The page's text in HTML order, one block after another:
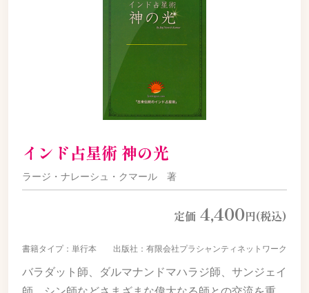
インド占星術 神の光
ラージ・ナレーシュ・クマール 著
定価 4,400円(税込)
書籍タイプ：単行本 出版社：有限会社プラシャンティネットワーク
バラダット師、ダルマナンドマハラジ師、サンジェイ